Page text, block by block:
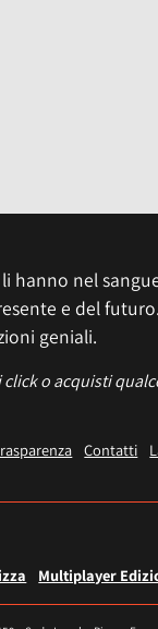
hanno nel
e del
geniali.
o acquisti
Contatti
Multiplayer